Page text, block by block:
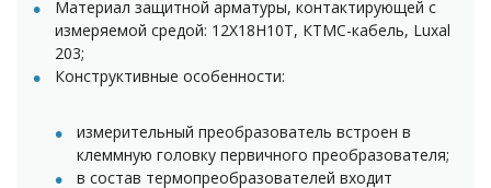
Материал защитной арматуры, контактирующей с
измеряемой средой: 12Х18Н10Т, КТМС-кабель, Luxal
203;
Конструктивные особенности:
измерительный преобразователь встроен в
клеммную головку первичного преобразователя;
в состав термопреобразователей входит